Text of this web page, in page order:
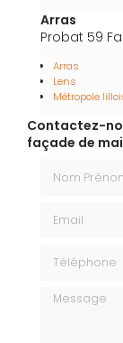
Arras
Probat 59
Arras
Lens
Métropole
Contactez-
façade de
Message